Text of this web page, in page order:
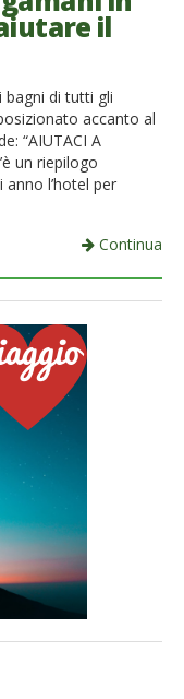
il
bagni di tutti gli
accanto al
“AIUTACI A
un riepilogo
l’hotel per
Continua